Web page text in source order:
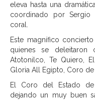
eleva hasta una
coordinado por Sergio
coral.
Este magnífico
quienes se deleitaron
Atotonilco, Te Quiero,
Gloria All Egipto, Coro
El Coro del Estado
dejando un muy buen